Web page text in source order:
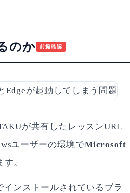
のか 前提確認
が共有したレッスンURL
ユーザーの環境でMicrosoft
。
ンストールされているブラ